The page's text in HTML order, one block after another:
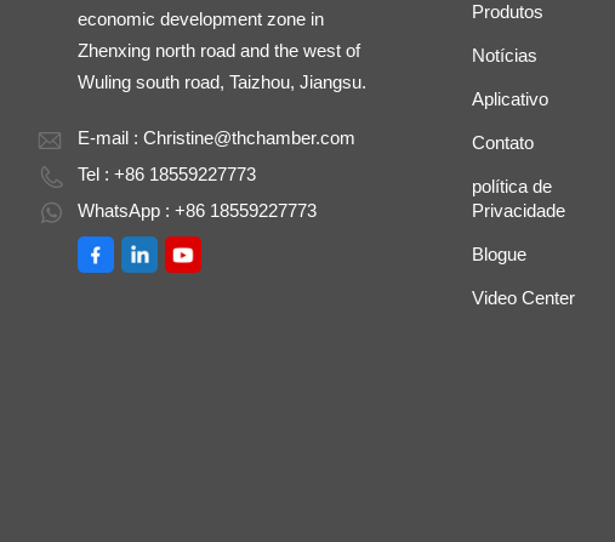
economic development zone in
Zhenxing north road and the west of
Wuling south road, Taizhou, Jiangsu.
E-mail :Christine@thchamber.com
Tel : +86 18559227773
WhatsApp : +86 18559227773
Produtos
Notícias
Aplicativo
Contato
política de
Privacidade
Blogue
Video Center